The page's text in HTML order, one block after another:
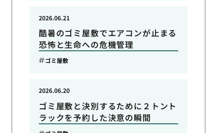
酷暑のゴミ屋敷でエアコンが止まる
恐怖と生命への危機管理
2026.06.21
ゴミ屋敷
ゴミ屋敷と決別するために２トント
ラックを予約した決意の瞬間
2026.06.20